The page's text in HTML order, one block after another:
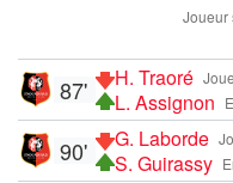
Joueur
H. Traoré
L. Assignon
87'
G. Laborde
S. Guirassy
90'